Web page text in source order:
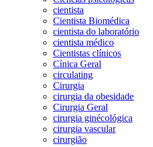
cientista
Cientista Biomédica
cientista do laboratório
cientista médico
Cientistas clínicos
Cínica Geral
circulating
Cirurgia
cirurgia da obesidade
Cirurgia Geral
cirurgia ginécológica
cirurgia vascular
cirurgião